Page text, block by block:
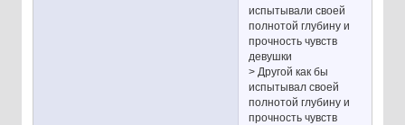
испытывали своей
полнотой глубину и
прочность чувств
девушки
> Другой как бы
испытывал своей
полнотой глубину и
прочность чувств